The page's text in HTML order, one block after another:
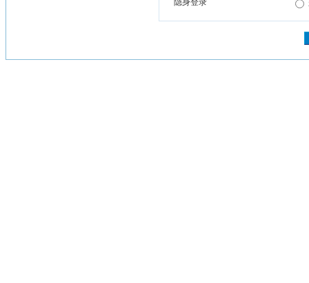
隐身登录